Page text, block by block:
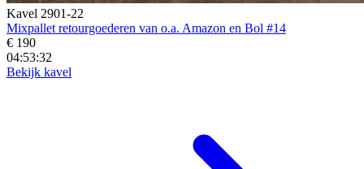
Kavel 2901-22
Mixpallet retourgoederen van o.a. Amazon en Bol #14
€ 190
04:53:31
Bekijk kavel